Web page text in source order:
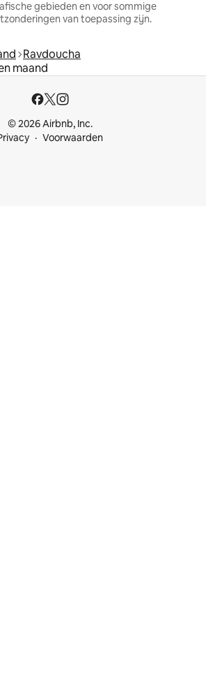
gebieden en voor sommige
van toepassing zijn.
Ravdoucha
maand
© 2026 Airbnb, Inc.
Voorwaarden